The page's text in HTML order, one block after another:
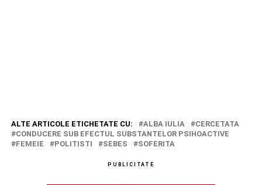
ALTE ARTICOLE ETICHETATE CU: ALBA IULIA
CERCETATA
CONDUCERE SUB EFECTUL SUBSTANTELOR PSIHOACTIVE
FEMEIE
POLITISTI SEBES SOFERITA
PUBLICITATE